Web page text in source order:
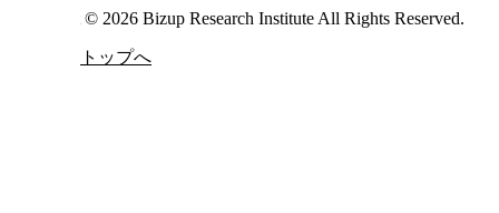
Copyright © 2026 Bizup Research Institute All Rights Reserved.